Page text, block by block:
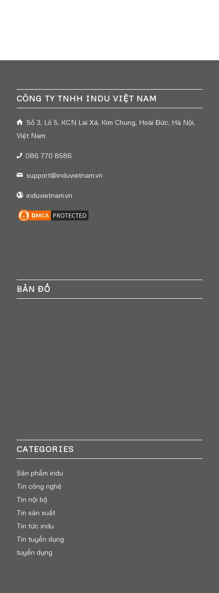
CÔNG TY TNHH INDU VIỆT NAM
Số 3, Lô 5, KCN Lai Xá, Kim Chung, Hoài Đức, Hà Nội,
Việt Nam
086 770 8586
support@induvietnam.vn
induvietnam.vn
BẢN ĐỒ
CATEGORIES
Sản phẩm indu
Tin công nghệ
Tin nội bộ
Tin sản xuất
Tin tức indu
Tin tuyển dụng
tuyển dụng